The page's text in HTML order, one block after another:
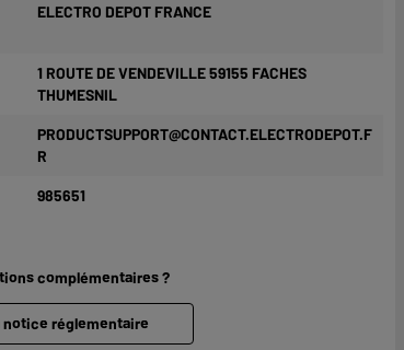
ELECTRO DEPOT FRANCE
1 ROUTE DE VENDEVILLE 59155 FACHES
THUMESNIL
PRODUCTSUPPORT@CONTACT.ELECTRODEPOT.F
R
985651
complémentaires ?
notice réglementaire